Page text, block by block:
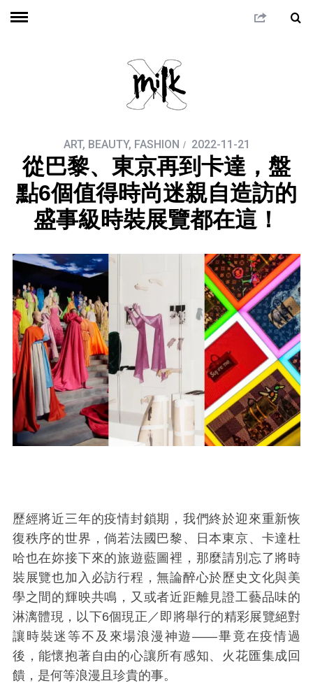
ART, BEAUTY, FASHION 2022-11-21
從巴黎、東京再到卡達，盤
點6個值得時尚迷親自造訪的
盛事級時裝展覽都在這！
歷經將近三年的疫情封鎖期，我們終於迎來重新恢
復秩序的世界，倘若法國巴黎、日本東京、卡達杜
哈也在妳接下來的旅遊藍圖裡，那麼請別忘了將時
裝展覽也加入必訪行程，無論醉心於歷史文化與美
學之間的輝映共鳴，又或者近距離見證工藝品味的
淋漓體現，以下6個現正／即將舉行的精彩展覽絕對
讓時裝迷等不及來場浪漫神遊——畢竟在疫情過
後，能懷抱著自由的心讓所有感知、火花匯集成回
饋，是何等浪漫且珍貴的事。